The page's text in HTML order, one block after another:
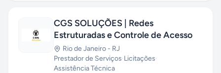
CGS SOLUÇÕES | Redes
Estruturadas e Controle de Acesso
Rio de Janeiro - RJ
Prestador de Serviços·Licitações·
Assistência Técnica